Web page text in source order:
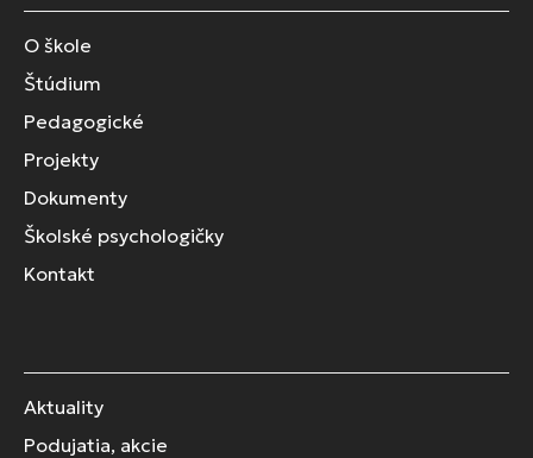
O škole
Štúdium
Pedagogické
Projekty
Dokumenty
Školské psychologičky
Kontakt
Aktuality
Podujatia, akcie